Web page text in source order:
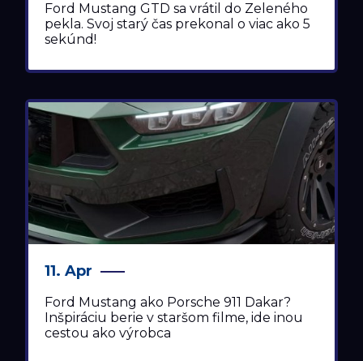
Ford Mustang GTD sa vrátil do Zeleného
pekla. Svoj starý čas prekonal o viac ako 5
sekúnd!
11. Apr
Ford Mustang ako Porsche 911 Dakar?
Inšpiráciu berie v staršom filme, ide inou
cestou ako výrobca